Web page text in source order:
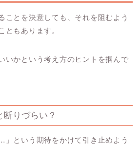
ことを決意しても、それを阻むよう
ともあります。
いかという考え方のヒントを掴んで
りづらい？
」という期待をかけて引き止めよう